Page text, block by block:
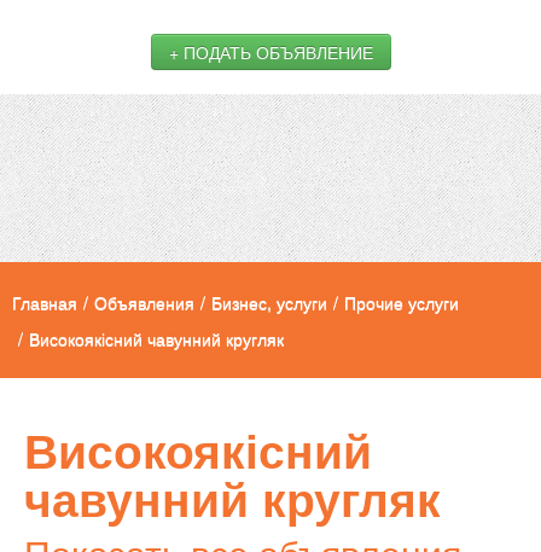
+ ПОДАТЬ ОБЪЯВЛЕНИЕ
Главная / Объявления / Бизнес, услуги / Прочие услуги
/ Високоякісний чавунний кругляк
Високоякісний
чавунний кругляк